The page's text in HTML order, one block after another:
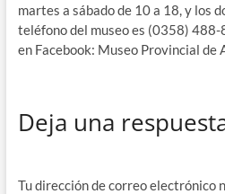
martes a sábado de 10 a 18, y los
teléfono del museo es (0358)
en Facebook: Museo Provincial de
Deja una
Tu dirección de correo electrónico